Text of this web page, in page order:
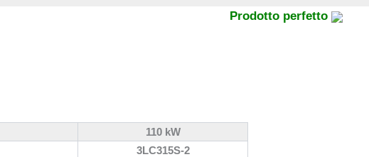
Prodotto perfetto
110 kW
3LC315S-2